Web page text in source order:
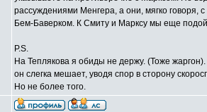
рассуждениями Менгера, а они, мягко говоря,
Бем-Баверком. К Смиту и Марксу мы еще
P.S.
На Теплякова я обиды не держу. (Тоже
он слегка мешает, уводя спор в сторону
Но не более того.